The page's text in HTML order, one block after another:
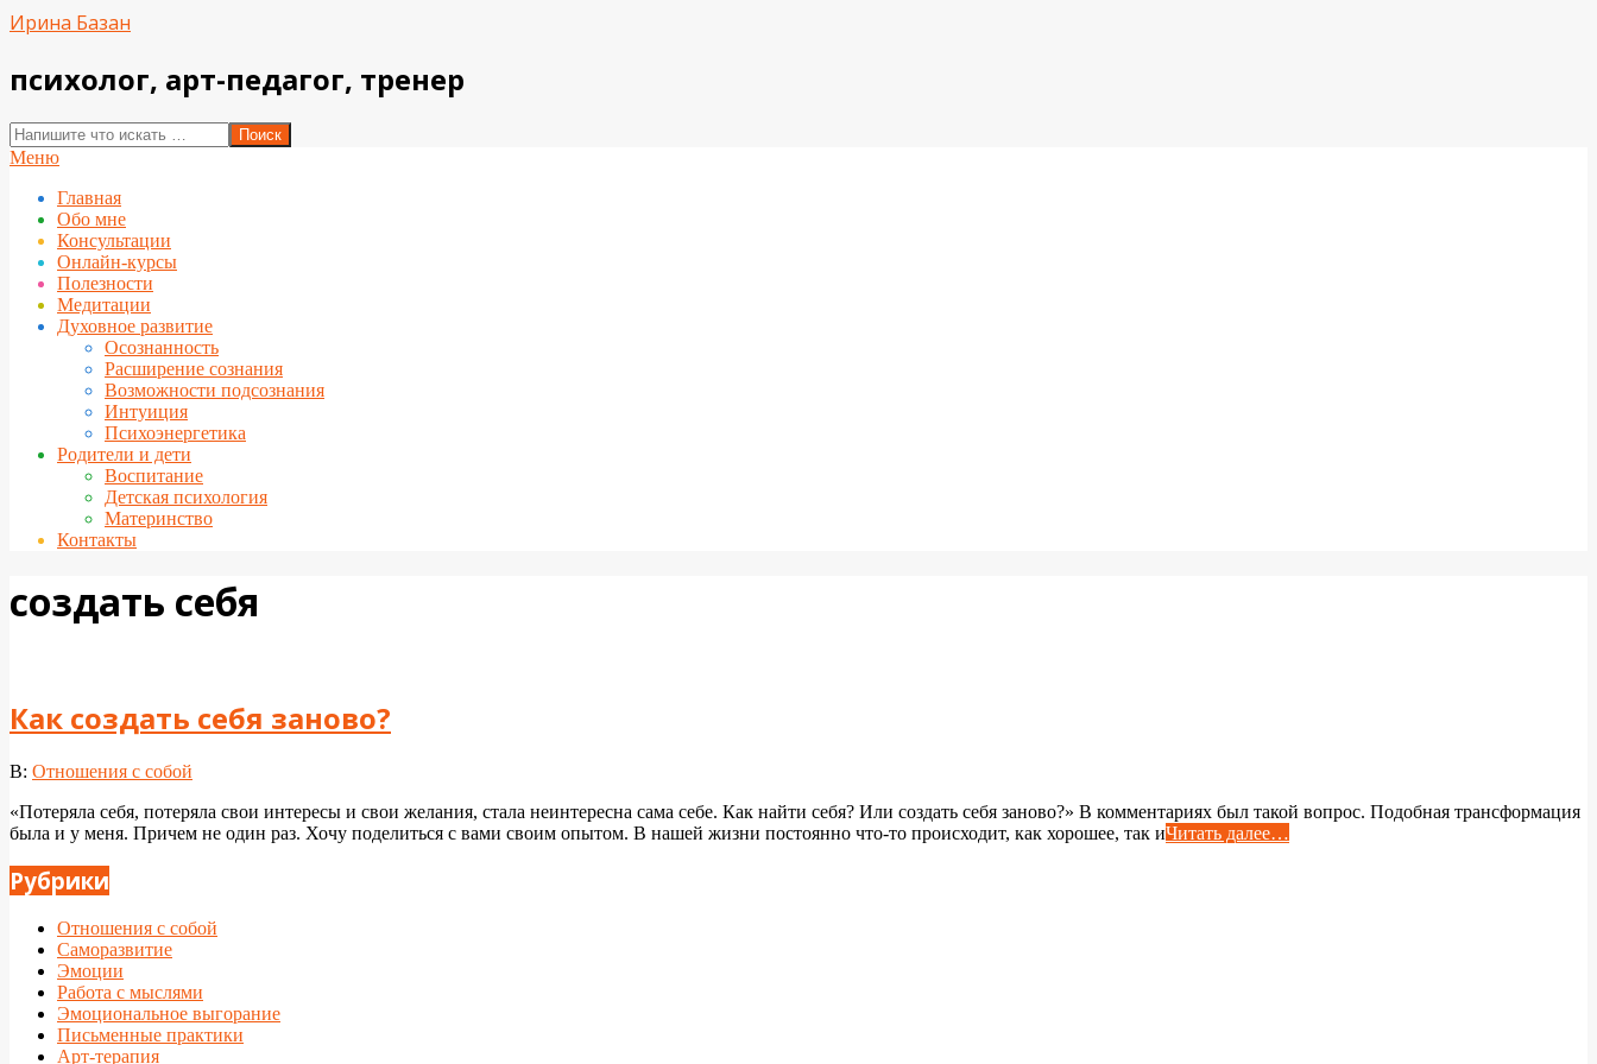
Перейти
Ирина Базан
психолог, арт-педагог, тренер
Поиск
Вторичное
навигации
Меню
Главная
Обо мне
Консультации
Онлайн-курсы
Полезности
Медитации
Духовное развитие
Осознанность
Расширение сознания
Возможности подсознания
Интуиция
Психоэнергетика
Родители и дети
Воспитание
Детская психология
Материнство
Контакты
создать себя
Как создать себя заново?
2024-
26
В: Отношения с собой
«Потеряла себя, потеряла свои интересы и свои желания, стала неинтересна сама себе. Как найти себя? Или создать себя заново?» В комментариях был такой вопрос. Подобная трансформация
была и у меня. Причем не один раз. Хочу поделиться с вами своим опытом. В нашей жизни постоянно что-то происходит, как хорошее, так иЧитать далее…
Рубрики
Отношения с собой
Саморазвитие
Эмоции
Работа с мыслями
Эмоциональное выгорание
Письменные практики
Арт-терапия